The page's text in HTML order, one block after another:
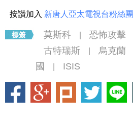
按讚加入 新唐人亞太電視台粉絲團
莫斯科 恐怖攻擊
古特瑞斯 烏克蘭
國
ISIS